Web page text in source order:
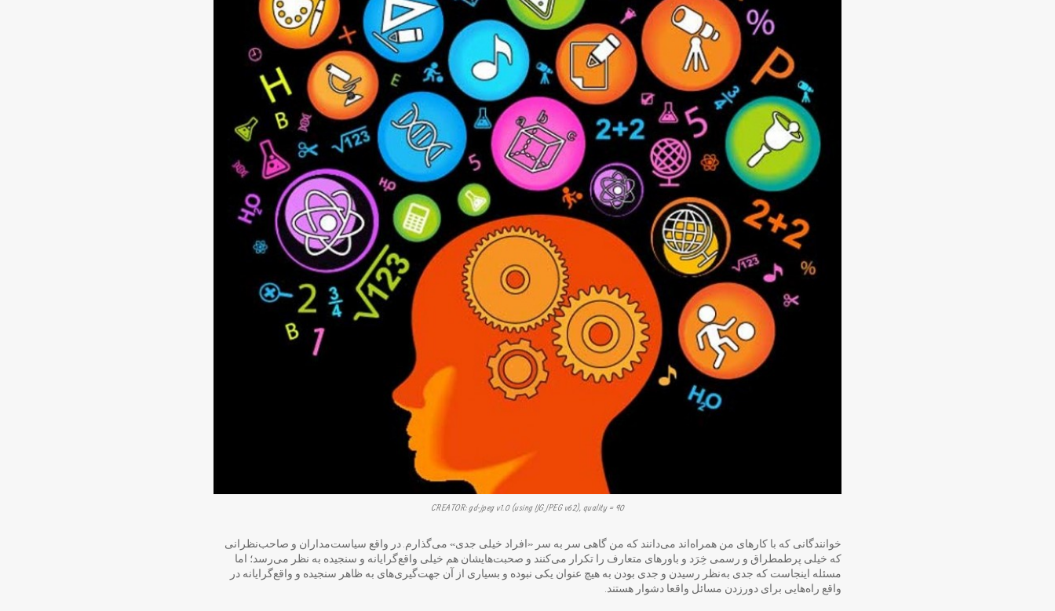
CREATOR: gd-jpeg v1.0 (using IJG JPEG v62), quality = 90
خوانندگانی که با کارهای من همراه‌اند می‌دانند که من گاهی سر به سر «افراد خیلی‌ جدی» می‌گذارم. در واقع سیاست‌مداران و صاحب‌نظرانی
که خیلی پرطمطراق و رسمی خِرَد و باورهای متعارف را تکرار می‌کنند و صحبت‌هایشان هم خیلی واقع‌گرایانه و سنجیده به نظر می‌رسد؛ اما
مسئله اینجاست که جدی به‌نظر رسیدن و جدی بودن به هیچ عنوان یکی نبوده و بسیاری از آن جهت‌گیری‌های به ظاهر سنجیده و واقع‌گرایانه در
واقع راه‌هایی برای دورزدن مسائل واقعا دشوار هستند.